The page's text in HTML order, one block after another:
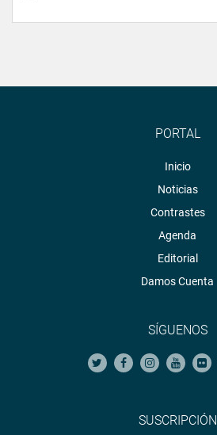
PORTAL
Inicio
Noticias
Contrastes
Agenda
Editorial
Damos Cuenta
SÍGUENOS
SUSCRIPCIÓN